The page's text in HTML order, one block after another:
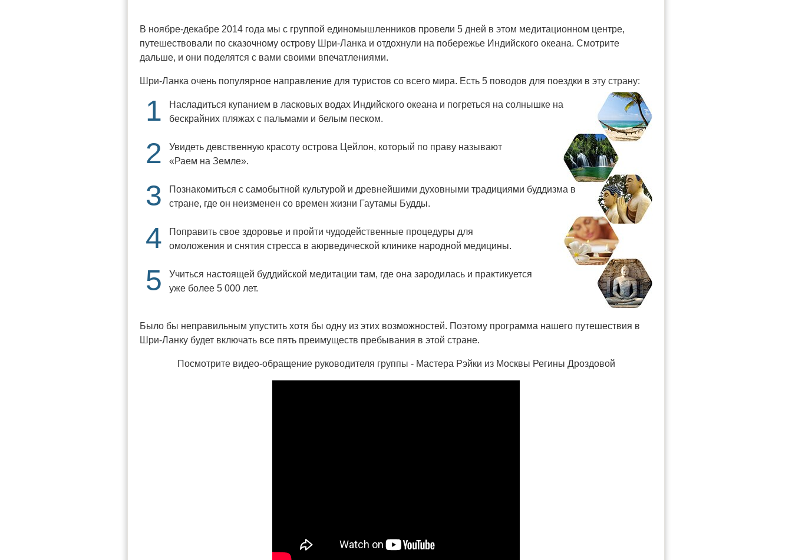
В ноябре-декабре 2014 года мы с группой единомышленников провели 5 дней в этом медитационном центре,
путешествовали по сказочному острову Шри-Ланка и отдохнули на побережье Индийского океана. Смотрите
дальше, и они поделятся с вами своими впечатлениями.
Шри-Ланка очень популярное направление для туристов со всего мира. Есть 5 поводов для поездки в эту страну:
1
Насладиться купанием в ласковых водах Индийского океана и погреться на солнышке на
бескрайних пляжах с пальмами и белым песком.
2
Увидеть девственную красоту острова Цейлон, который по праву называют
«Раем на Земле».
3
Познакомиться с самобытной культурой и древнейшими духовными традициями буддизма в
стране, где он неизменен со времен жизни Гаутамы Будды.
4
Поправить свое здоровье и пройти чудодейственные процедуры для
омоложения и снятия стресса в аюрведической клинике народной медицины.
5
Учиться настоящей буддийской медитации там, где она зародилась и практикуется
уже более 5 000 лет.
Было бы неправильным упустить хотя бы одну из этих возможностей. Поэтому программа нашего путешествия в
Шри-Ланку будет включать все пять преимуществ пребывания в этой стране.
Посмотрите видео-обращение руководителя группы - Мастера Рэйки из Москвы Регины Дроздовой